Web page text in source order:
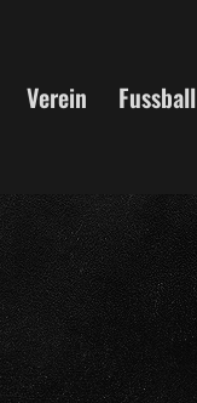
Verein Fussball